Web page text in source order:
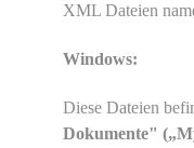
XML Dateien
Windows:
Diese Dateien
Dokumente"